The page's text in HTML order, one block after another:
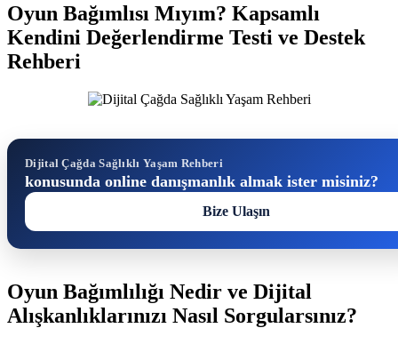
Oyun Bağımlısı Mıyım? Kapsamlı
Kendini Değerlendirme Testi ve Destek
Rehberi
Dijital Çağda Sağlıklı Yaşam Rehberi
konusunda online danışmanlık almak ister misiniz?
Bize Ulaşın
Oyun Bağımlılığı Nedir ve Dijital
Alışkanlıklarınızı Nasıl Sorgularsınız?